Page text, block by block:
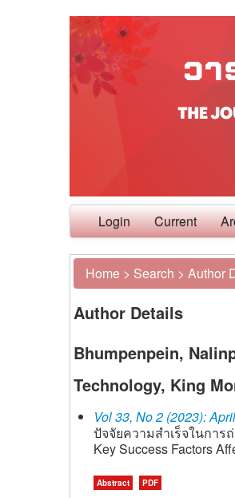
Login Current
Home > Search > Author
Author Details
Bhumpenpein,
Technology, King
Vol 33, No 2 (2023):
ปัจจัยความสำเร็จในการ
Key Success Factors
Abstract PDF